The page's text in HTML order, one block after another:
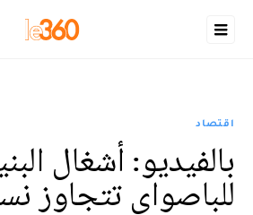
اقتصاد
بالفيديو: أشغال
للباصواي تتجاوز